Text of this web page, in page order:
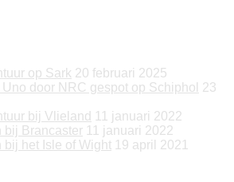
op Sark 20 februari 2025
door NRC gespot op Schiphol 23
bij Vlieland 11 januari 2022
bij Brancaster 11 januari 2022
bij het Isle of Wight 19 april 2021